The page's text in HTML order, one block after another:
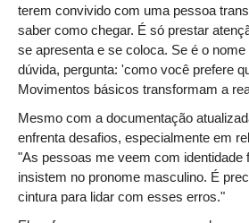
Centro de Memória
Educação a distância
Comissão Permanente de
Escola Judicial
Programa Trabalho Seguro
terem convivido com uma pessoa
saber como chegar. É só prestar
se apresenta e se coloca. Se é o nome
dúvida, pergunta: 'como você prefere
Movimentos básicos transformam a
Mesmo com a documentação
enfrenta desafios, especialmente em
"As pessoas me veem com identidade
insistem no pronome masculino. É
cintura para lidar com esses erros."